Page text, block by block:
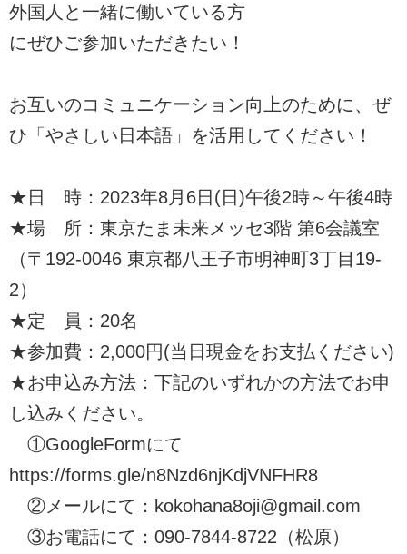
外国人と一緒に働いている方
にぜひご参加いただきたい！
お互いのコミュニケーション向上のために、ぜ
ひ「やさしい日本語」を活用してください！
★日 時：2023年8月6日(日)午後2時～午後4時
★場 所：東京たま未来メッセ3階 第6会議室
（〒192-0046 東京都八王子市明神町3丁目19-
2）
★定 員：20名
★参加費：2,000円(当日現金をお支払ください)
★お申込み方法：下記のいずれかの方法でお申
し込みください。
①GoogleFormにて
https://forms.gle/n8Nzd6njKdjVNFHR8
②メールにて：kokohana8oji@gmail.com
③お電話にて：090-7844-8722（松原）